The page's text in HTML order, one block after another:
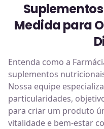
Medida para
Entenda como a
suplementos
Nossa equipe
particularidades,
para criar um produto
vitalidade e bem-estar